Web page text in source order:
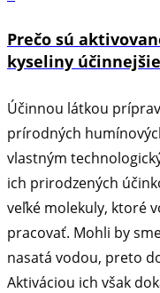
Prečo sú
kyseliny
Účinnou látkou
prírodných
vlastným
ich prirodzených
veľké molekuly, ktoré
pracovať. Mohli by
nasatá vodou, preto
Aktiváciou ich však